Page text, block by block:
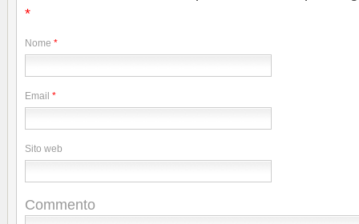
*
Nome *
Email *
Sito web
Commento